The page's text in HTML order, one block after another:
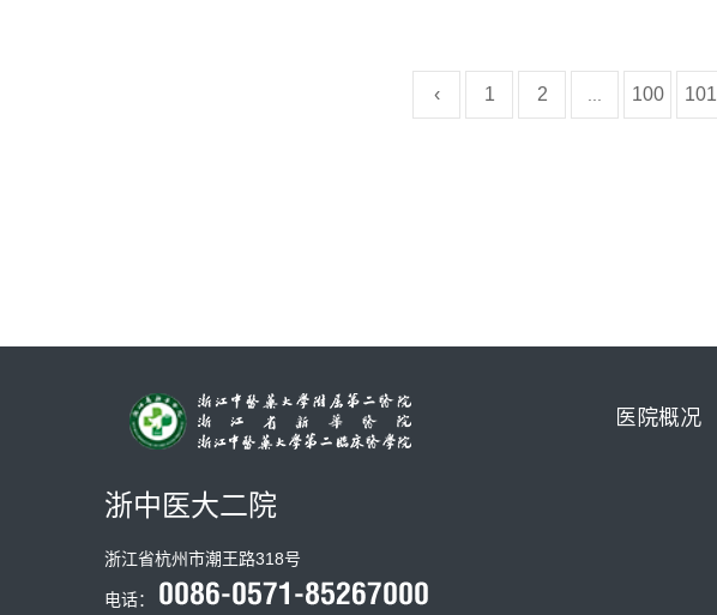
‹ 1 2 100 101
医院概况
浙中医大二院
浙江省杭州市潮王路318号
电话：